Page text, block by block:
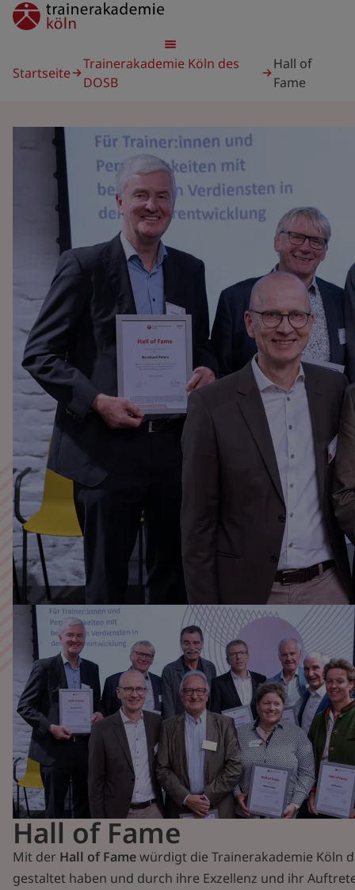
Direkt
zum
trainerakademie
Startseite
Trainerakademie Köln des
DOSB
Hall of
Fame
Hall of Fame
Mit der Hall of Famewürdigt die Trainerakademie Köln
gestaltet haben und durch ihre Exzellenz und ihr